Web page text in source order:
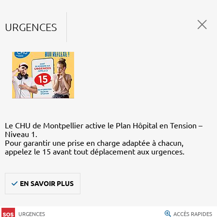
URGENCES
Le CHU de Montpellier active le Plan Hôpital en Tension –
Niveau 1.
Pour garantir une prise en charge adaptée à chacun,
appelez le 15 avant tout déplacement aux urgences.
EN SAVOIR PLUS
URGENCES ACCÈS RAPIDES